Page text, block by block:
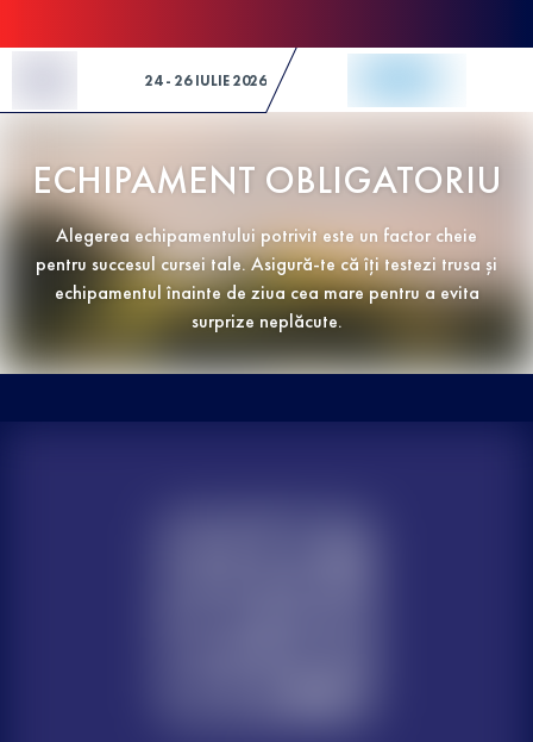
24 - 26 IULIE 2026
ECHIPAMENT OBLIGATORIU
Alegerea echipamentului potrivit este un factor cheie
pentru succesul cursei tale. Asigură-te că îți testezi trusa și
echipamentul înainte de ziua cea mare pentru a evita
surprize neplăcute.